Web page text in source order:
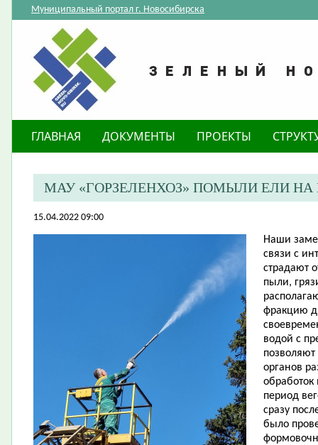
Муниципальный портал г. Новосибирска
ГЛАВНАЯ ДОКУМЕНТЫ ПРОЕКТЫ
МАУ «ГОРЗЕЛЕНХОЗ» ПОМЫЛИ ЕЛИ
15.04.2022 09:00
Наши
связи с
страдают
пыли,
фракцию
водой с
позволяют
органов
период
сразу
было